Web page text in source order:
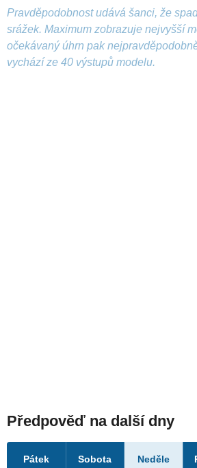
Pravděpodobnost udává šanci, že
srážek. Maximum zobrazuje nejvyšší
očekávaný úhrn pak
vychází ze 40 výstupů modelu.
Předpověď na další dny
Pátek Sobota Neděle